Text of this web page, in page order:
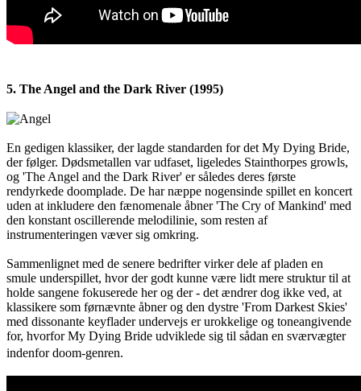
5. The Angel and the Dark River (1995)
En gedigen klassiker, der lagde standarden for det My Dying Bride,
der følger. Dødsmetallen var udfaset, ligeledes Stainthorpes growls,
og 'The Angel and the Dark River' er således deres første
rendyrkede doomplade. De har næppe nogensinde spillet en koncert
uden at inkludere den fænomenale åbner 'The Cry of Mankind' med
den konstant oscillerende melodilinie, som resten af
instrumenteringen væver sig omkring.
Sammenlignet med de senere bedrifter virker dele af pladen en
smule underspillet, hvor der godt kunne være lidt mere struktur til at
holde sangene fokuserede her og der - det ændrer dog ikke ved, at
klassikere som førnævnte åbner og den dystre 'From Darkest Skies'
med dissonante keyflader undervejs er urokkelige og toneangivende
for, hvorfor My Dying Bride udviklede sig til sådan en sværvægter
indenfor doom-genren.